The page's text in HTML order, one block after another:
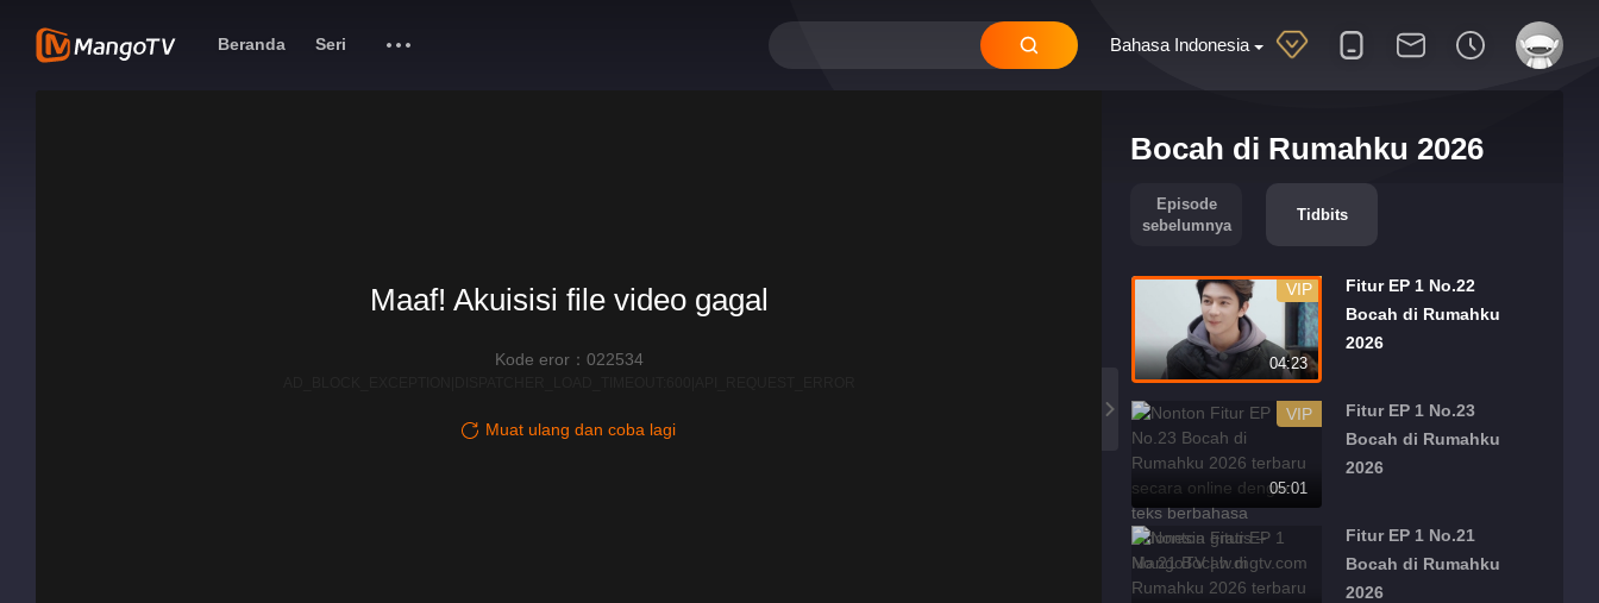
Bahasa Indonesia
Beranda Seri
Bocah di Rumahku 2026
Episode
sebelumnya
Tidbits
04:23
VIP
Fitur EP 1 No.22
Bocah di Rumahku
2026
05:01
VIP
Fitur EP 1 No.23
Bocah di Rumahku
2026
Fitur EP 1 No.21
Bocah di Rumahku
2026
Maaf! Akuisisi file video gagal
Kode eror：022534
Muat ulang dan coba lagi